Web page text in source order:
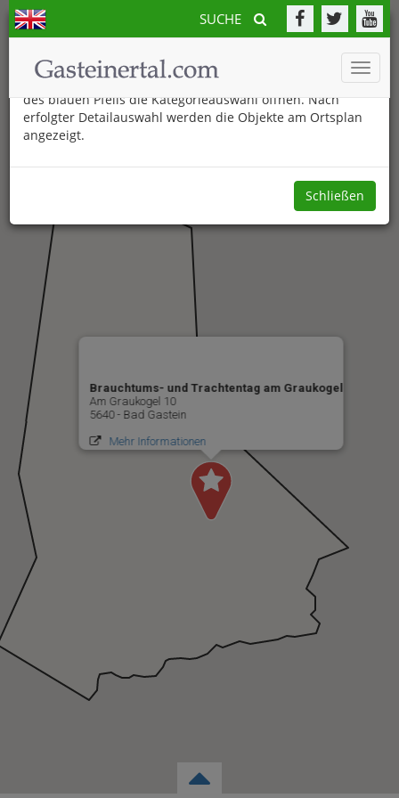
SUCHE
Toggle
Brauchtums- und Trachtentag am Graukogel
Am Graukogel 10
5640 - Bad Gastein
Mehr Informationen
Der neue Gasteinertal.com Ortsplan
Am unteren Bildschirmrand können Sie durch Anklicken
des blauen Pfeils die Kategorieauswahl öffnen. Nach
erfolgter Detailauswahl werden die Objekte am Ortsplan
angezeigt.
Schließen